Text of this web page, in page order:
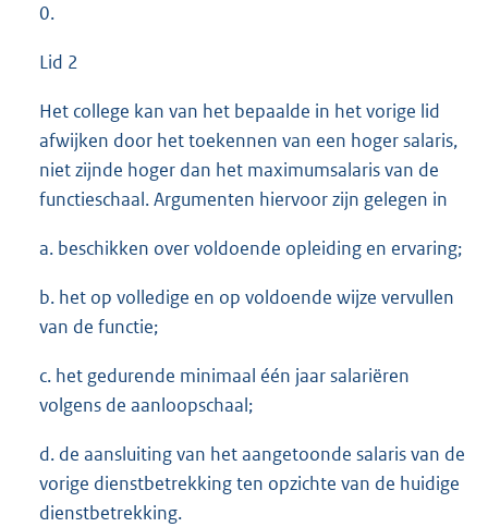
0.
Lid 2
Het college kan van het bepaalde in het vorige lid
afwijken door het toekennen van een hoger salaris,
niet zijnde hoger dan het maximumsalaris van de
functieschaal. Argumenten hiervoor zijn gelegen in
a. beschikken over voldoende opleiding en ervaring;
b. het op volledige en op voldoende wijze vervullen
van de functie;
c. het gedurende minimaal één jaar salariëren
volgens de aanloopschaal;
d. de aansluiting van het aangetoonde salaris van de
vorige dienstbetrekking ten opzichte van de huidige
dienstbetrekking.